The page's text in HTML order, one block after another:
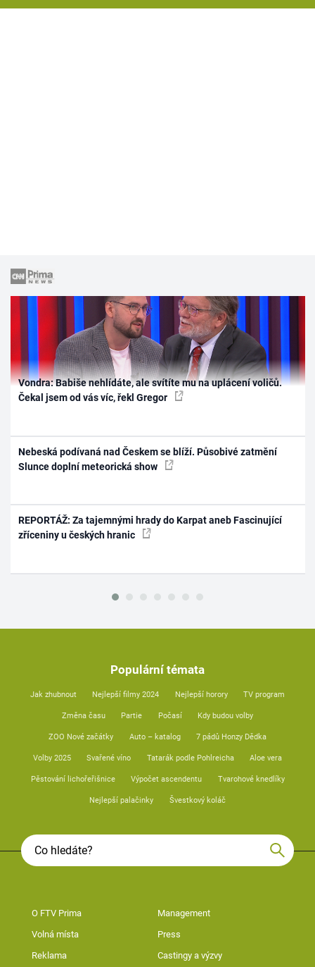
Vondra: Babiše nehlídáte, ale svítíte mu na uplácení voličů.
Čekal jsem od vás víc, řekl Gregor
Nebeská podívaná nad Českem se blíží. Působivé zatmění
Slunce doplní meteorická show
REPORTÁŽ: Za tajemnými hrady do Karpat aneb Fascinující
zříceniny u českých hranic
Populární témata
Jak zhubnout Nejlepší filmy 2024 Nejlepší horory TV program
Změna času Partie Počasí Kdy budou volby
ZOO Nové začátky Auto – katalog 7 pádů Honzy Dědka
Volby 2025 Svařené víno Tatarák podle Pohlreicha Aloe vera
Pěstování lichořeřišnice Výpočet ascendentu Tvarohové knedlíky
Nejlepší palačinky Švestkový koláč
O FTV Prima Management
Volná místa Press
Reklama Castingy a výzvy